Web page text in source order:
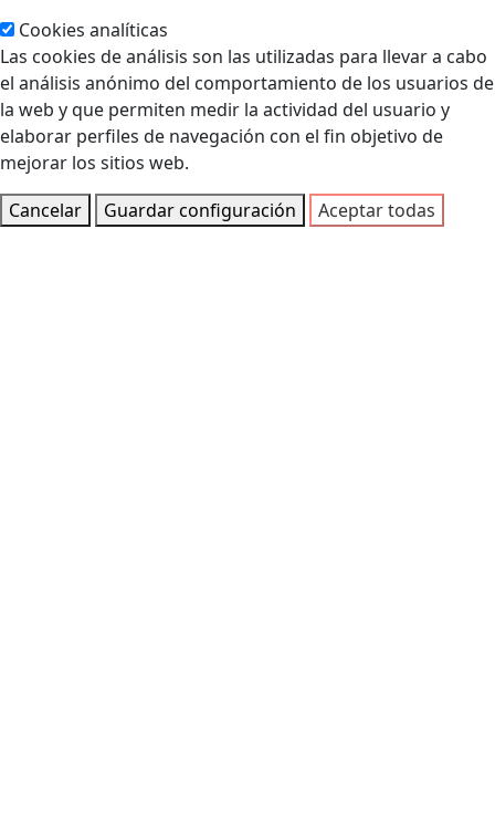
Cookies analíticas
Las cookies de análisis son las utilizadas para llevar a cabo
el análisis anónimo del comportamiento de los usuarios de
la web y que permiten medir la actividad del usuario y
elaborar perfiles de navegación con el fin objetivo de
mejorar los sitios web.
Cancelar
Guardar configuración Aceptar todas